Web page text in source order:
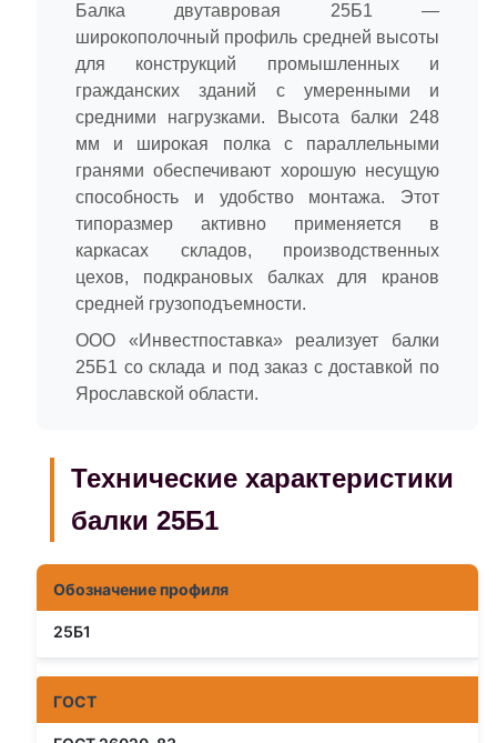
Балка двутавровая 25Б1 —
широкополочный профиль средней высоты
для конструкций промышленных и
гражданских зданий с умеренными и
средними нагрузками. Высота балки 248
мм и широкая полка с параллельными
гранями обеспечивают хорошую несущую
способность и удобство монтажа. Этот
типоразмер активно применяется в
каркасах складов, производственных
цехов, подкрановых балках для кранов
средней грузоподъемности.
ООО «Инвестпоставка» реализует балки
25Б1 со склада и под заказ с доставкой по
Ярославской области.
Технические характеристики
балки 25Б1
Обозначение профиля
25Б1
ГОСТ